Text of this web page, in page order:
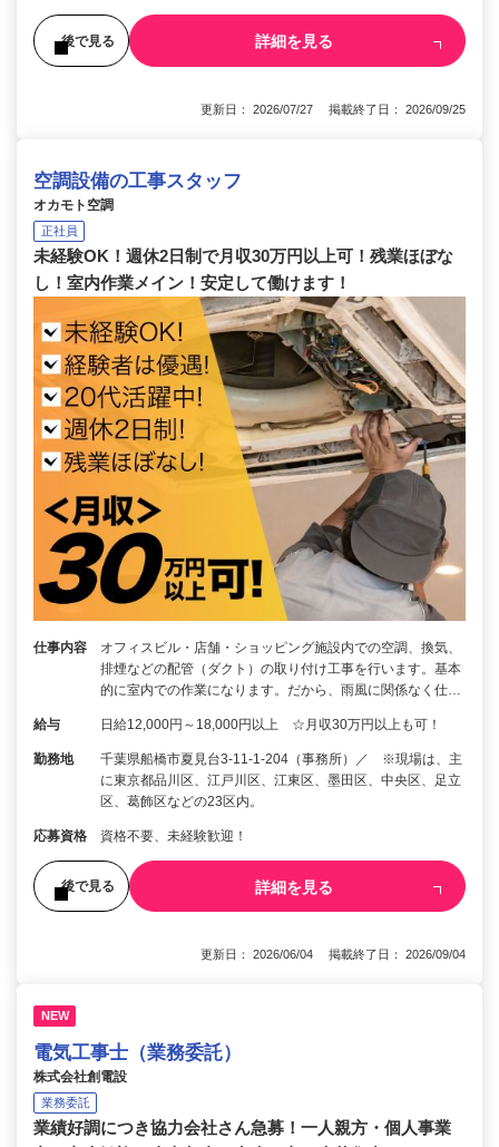
後で見る 詳細を見る
更新日： 2026/07/27 掲載終了日： 2026/09/25
空調設備の工事スタッフ
オカモト空調
正社員
未経験OK！週休2日制で月収30万円以上可！残業ほぼな
し！室内作業メイン！安定して働けます！
仕事内容
オフィスビル・店舗・ショッピング施設内での空調、換気、
排煙などの配管（ダクト）の取り付け工事を行います。基本
的に室内での作業になります。だから、雨風に関係なく仕…
給与 日給12,000円～18,000円以上 ☆月収30万円以上も可！
勤務地
千葉県船橋市夏見台3-11-1-204（事務所）／ ※現場は、主
に東京都品川区、江戸川区、江東区、墨田区、中央区、足立
区、葛飾区などの23区内。
応募資格 資格不要、未経験歓迎！
後で見る 詳細を見る
更新日： 2026/06/04 掲載終了日： 2026/09/04
NEW
電気工事士（業務委託）
株式会社創電設
業務委託
業績好調につき協力会社さん急募！一人親方・個人事業